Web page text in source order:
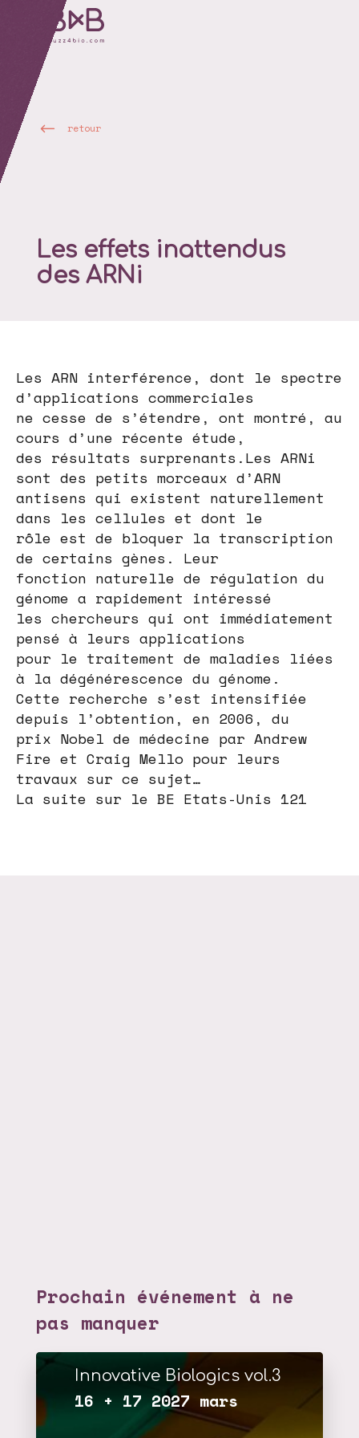
retour
Les effets inattendus
des ARNi
Les ARN interférence, dont le spectre
d’applications commerciales
ne cesse de s’étendre, ont montré, au
cours d’une récente étude,
des résultats surprenants.Les ARNi
sont des petits morceaux d’ARN
antisens qui existent naturellement
dans les cellules et dont le
rôle est de bloquer la transcription
de certains gènes. Leur
fonction naturelle de régulation du
génome a rapidement intéressé
les chercheurs qui ont immédiatement
pensé à leurs applications
pour le traitement de maladies liées
à la dégénérescence du génome.
Cette recherche s’est intensifiée
depuis l’obtention, en 2006, du
prix Nobel de médecine par Andrew
Fire et Craig Mello pour leurs
travaux sur ce sujet…
La suite sur le BE Etats-Unis 121
Prochain événement à ne
pas manquer
Innovative Biologics vol.3
16 + 17 2027 mars